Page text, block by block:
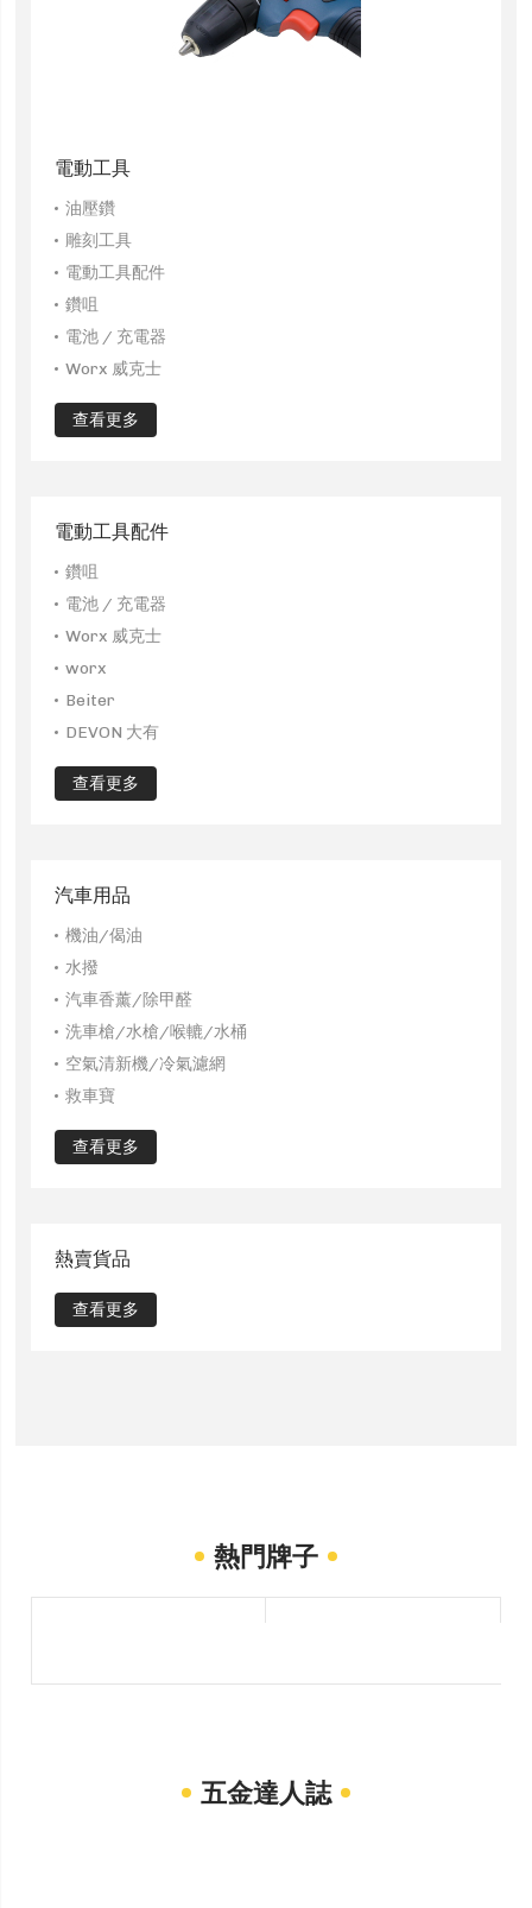
電動工具
油壓鑽
雕刻工具
電動工具配件
鑽咀
電池 / 充電器
Worx 威克士
查看更多
電動工具配件
鑽咀
電池 / 充電器
Worx 威克士
worx
Beiter
DEVON 大有
查看更多
汽車用品
機油/偈油
水撥
汽車香薰/除甲醛
洗車槍/水槍/喉轆/水桶
空氣清新機/冷氣濾網
救車寶
查看更多
熱賣貨品
查看更多
熱門牌子
五金達人誌